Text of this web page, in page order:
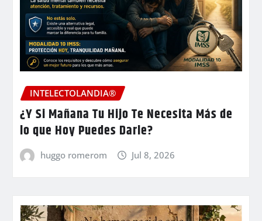
INTELECTOLANDIA®
¿Y Si Mañana Tu Hijo Te Necesita Más de
lo que Hoy Puedes Darle?
huggo romerom Jul 8, 2026